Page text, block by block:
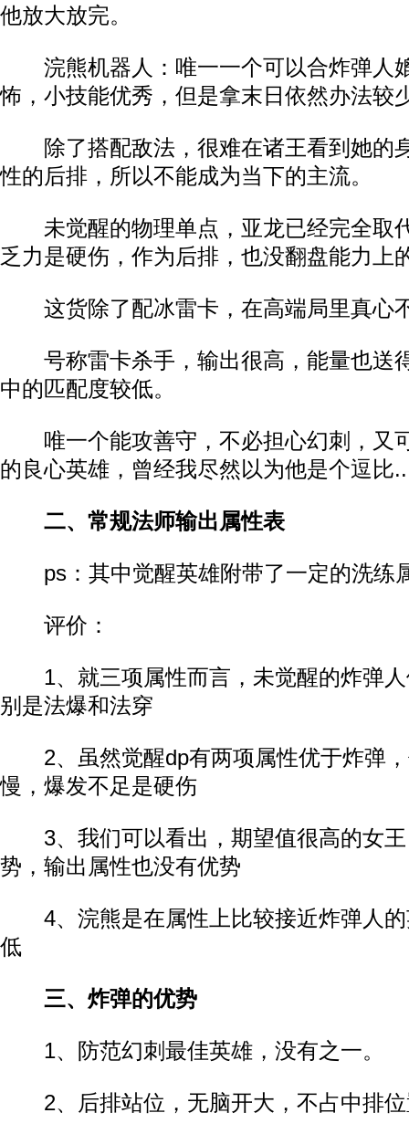
他放大放完。
浣熊机器人：唯一一个可以合炸弹人
怖，小技能优秀，但是拿末日依然办法较
除了搭配敌法，很难在诸王看到她的
性的后排，所以不能成为当下的主流。
未觉醒的物理单点，亚龙已经完全取
乏力是硬伤，作为后排，也没翻盘能力上
这货除了配冰雷卡，在高端局里真心
号称雷卡杀手，输出很高，能量也送
中的匹配度较低。
唯一个能攻善守，不必担心幻刺，又
的良心英雄，曾经我尽然以为他是个逗比..
二、常规法师输出属性表
ps：其中觉醒英雄附带了一定的洗练
评价：
1、就三项属性而言，未觉醒的炸弹人
别是法爆和法穿
2、虽然觉醒dp有两项属性优于炸弹，
慢，爆发不足是硬伤
3、我们可以看出，期望值很高的女王
势，输出属性也没有优势
4、浣熊是在属性上比较接近炸弹人的
低
三、炸弹的优势
1、防范幻刺最佳英雄，没有之一。
2、后排站位，无脑开大，不占中排位